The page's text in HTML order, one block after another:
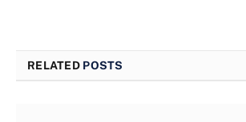
RELATED POSTS